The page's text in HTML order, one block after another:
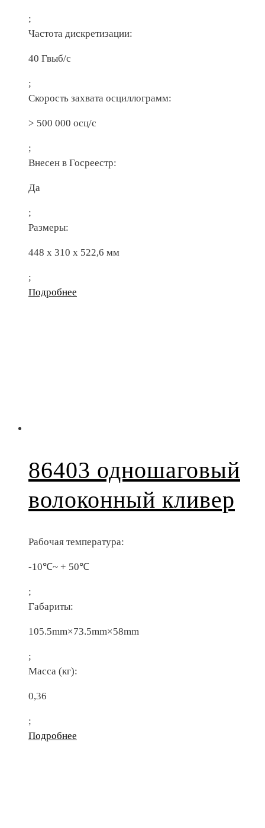
;
Частота дискретизации:
40 Гвыб/с
;
Скорость захвата осциллограмм:
> 500 000 осц/с
;
Внесен в Госреестр:
Да
;
Размеры:
448 х 310 х 522,6 мм
;
Подробнее
86403 одношаговый
волоконный кливер
Рабочая температура:
-10℃~ + 50℃
;
Габариты:
105.5mm×73.5mm×58mm
;
Масса (кг):
0,36
;
Подробнее